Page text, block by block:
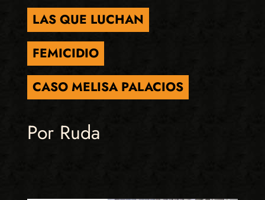
LAS QUE LUCHAN
FEMICIDIO
CASO MELISA PALACIOS
Por Ruda